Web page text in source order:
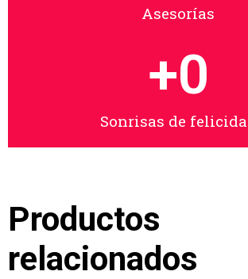
Asesorías
Sonrisas de
+0
Productos
relacionados